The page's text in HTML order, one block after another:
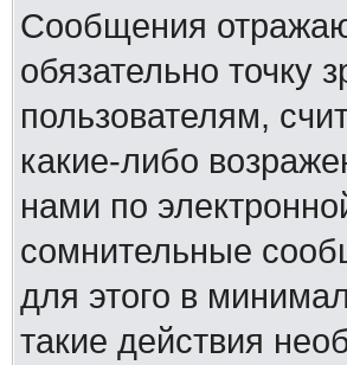
Сообщения
обязательно точку
пользователям,
какие-либо
нами по
сомнительные
для этого в
такие действия